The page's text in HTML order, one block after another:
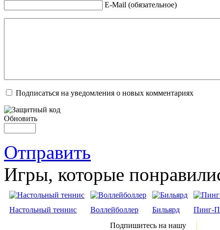
E-Mail (обязательное)
Подписаться на уведомления о новых комментариях
Обновить
Отправить
Игры, которые
Настольный теннис Воллейболлер Бильярд
Пинг-
Подпишитесь на нашу